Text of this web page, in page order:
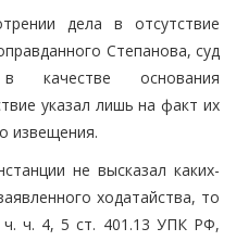
дела в отсутствие
Степанова, суд
в качестве основания
указал лишь на факт их
извещения.
не высказал каких-
ходатайства, то
ч. 4, 5 ст. 401.13 УПК РФ,